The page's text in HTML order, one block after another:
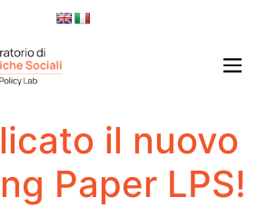
il nuovo
Paper LPS!